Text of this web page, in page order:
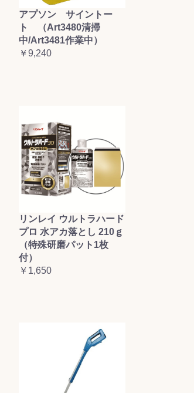
アプソン サイントー
ト （Art3480清掃
中/Art3481作業中）
￥9,240
リンレイ ウルトラハード
プロ 水アカ落とし 210ｇ
（特殊研磨パット1枚
付）
￥1,650